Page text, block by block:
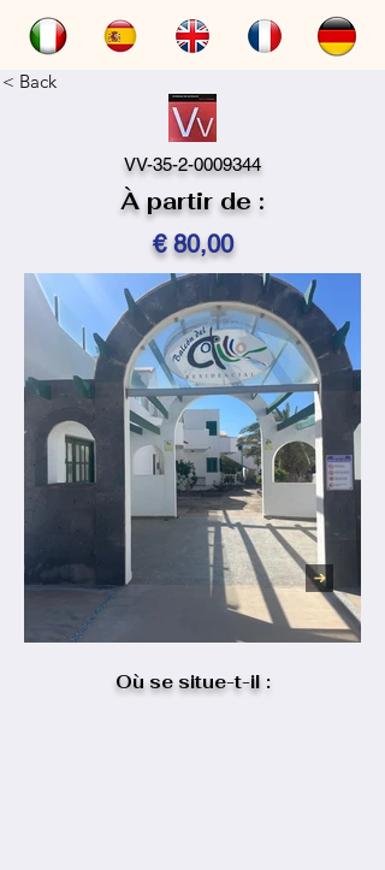
< Back
VV-35-2-0009344
À partir de :
€ 80,00
Où se situe-t-il :